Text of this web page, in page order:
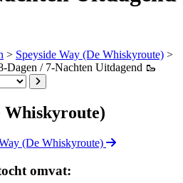
> Speyside Way (De Whiskyroute) >
Dagen / 7-Nachten Uitdagend 🥾
Whiskyroute)
(De Whiskyroute)
omvat: